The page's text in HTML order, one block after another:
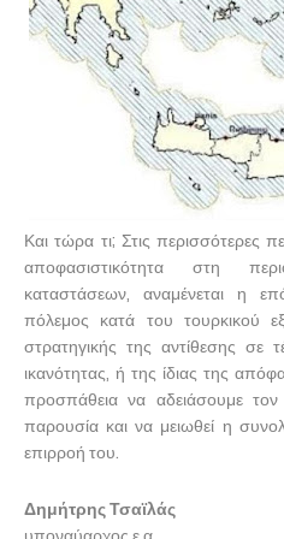
Και τώρα τι; Στις περισσότερες
αποφασιστικότητα στη
καταστάσεων, αναμένεται η
πόλεμος κατά του τουρκικού
στρατηγικής της αντίθεσης σε
ικανότητας, ή της ίδιας της
προσπάθεια να αδειάσουμε
παρουσία και να μειωθεί η
επιρροή του.
Δημήτρης Τσαϊλάς